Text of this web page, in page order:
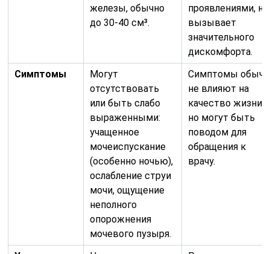
железы, обычно
до 30-40 см³.
проявлениями, не
вызывает
значительного
дискомфорта.
Симптомы
Могут
отсутствовать
или быть слабо
выраженными:
учащенное
мочеиспускание
(особенно ночью),
ослабление струи
мочи, ощущение
неполного
опорожнения
мочевого пузыря.
Симптомы
не влияют на
качество жизни,
но могут быть
поводом для
обращения к
врачу.